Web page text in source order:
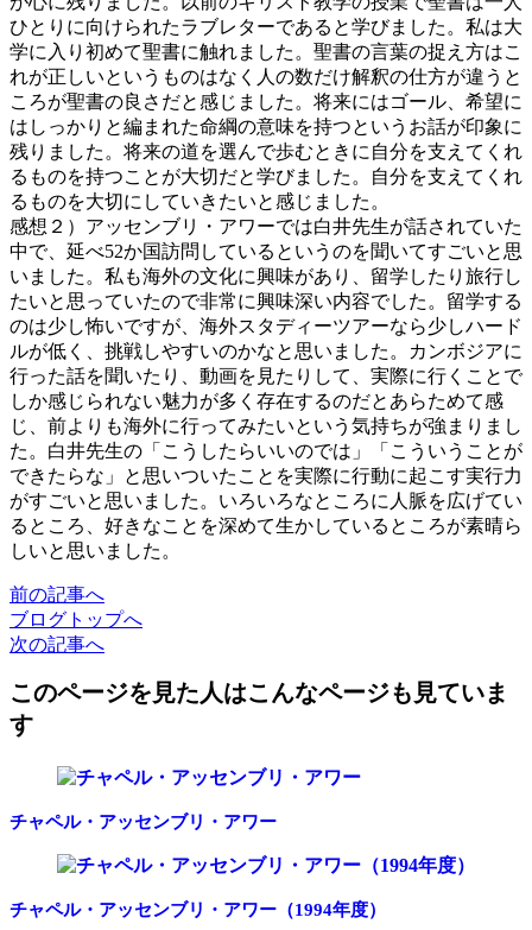
ひとりに向けられたラブレターであると学びました。私は大
学に入り初めて聖書に触れました。聖書の言葉の捉え方はこ
れが正しいというものはなく人の数だけ解釈の仕方が違うと
ころが聖書の良さだと感じました。将来にはゴール、希望に
はしっかりと編まれた命綱の意味を持つというお話が印象に
残りました。将来の道を選んで歩むときに自分を支えてくれ
るものを持つことが大切だと学びました。自分を支えてくれ
るものを大切にしていきたいと感じました。
感想２）アッセンブリ・アワーでは白井先生が話されていた
中で、延べ52か国訪問しているというのを聞いてすごいと思
いました。私も海外の文化に興味があり、留学したり旅行し
たいと思っていたので非常に興味深い内容でした。留学する
のは少し怖いですが、海外スタディーツアーなら少しハード
ルが低く、挑戦しやすいのかなと思いました。カンボジアに
行った話を聞いたり、動画を見たりして、実際に行くことで
しか感じられない魅力が多く存在するのだとあらためて感
じ、前よりも海外に行ってみたいという気持ちが強まりまし
た。白井先生の「こうしたらいいのでは」「こういうことが
できたらな」と思いついたことを実際に行動に起こす実行力
がすごいと思いました。いろいろなところに人脈を広げてい
るところ、好きなことを深めて生かしているところが素晴ら
しいと思いました。
前の記事へ
ブログ トップへ
次の記事へ
このページを見た人はこんなページも見ていま
す
チャペル・アッセンブリ・アワー
チャペル・アッセンブリ・アワー（1994年度）